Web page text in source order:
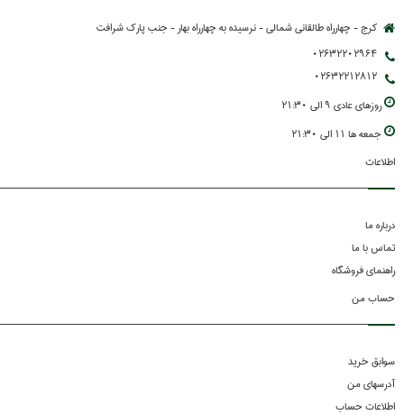
کرج - چهارراه طالقانی شمالی - نرسیده به چهارراه بهار - جنب پارك شرافت
02632202964
02632212812
روزهاي عادي 9 الي 21:30
جمعه ها 11 الي 21:30
اطلاعات
درباره ما
تماس با ما
راهنمای فروشگاه
حساب من
سوابق خرید
آدرسهای من
اطلاعات حساب